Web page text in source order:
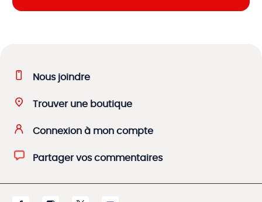
Nous joindre
Trouver une boutique
Connexion à mon compte
Partager vos commentaires